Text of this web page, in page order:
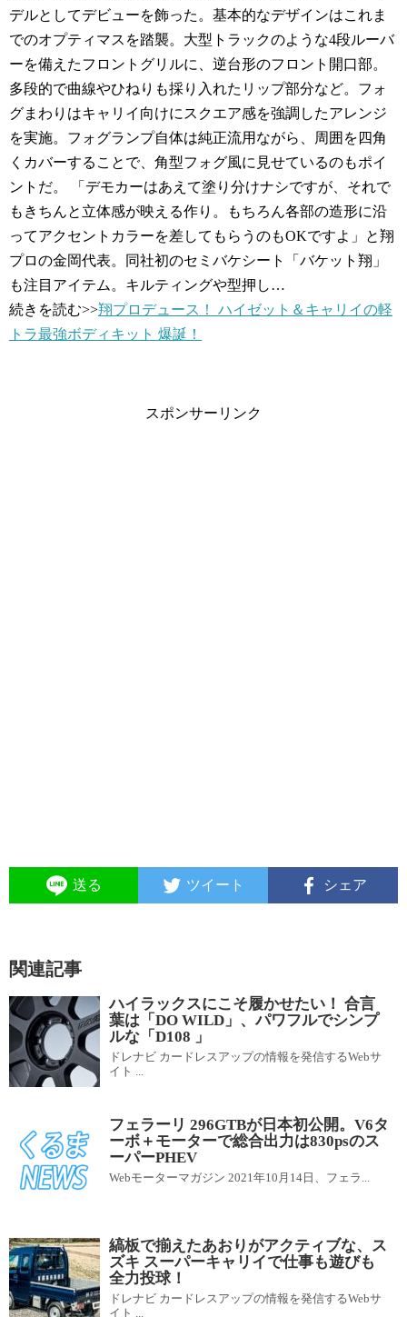
デルとしてデビューを飾った。基本的なデザインはこれま
でのオプティマスを踏襲。大型トラックのような4段ルーバ
ーを備えたフロントグリルに、逆台形のフロント開口部。
多段的で曲線やひねりも採り入れたリップ部分など。フォ
グまわりはキャリイ向けにスクエア感を強調したアレンジ
を実施。フォグランプ自体は純正流用ながら、周囲を四角
くカバーすることで、角型フォグ風に見せているのもポイ
ントだ。 「デモカーはあえて塗り分けナシですが、それで
もきちんと立体感が映える作り。もちろん各部の造形に沿
ってアクセントカラーを差してもらうのもOKですよ」と翔
プロの金岡代表。同社初のセミバケシート「バケット翔」
も注目アイテム。キルティングや型押し…
続きを読む>>翔プロデュース！ ハイゼット＆キャリイの軽
トラ最強ボディキット 爆誕！
スポンサーリンク
送る ツイート シェア
関連記事
ハイラックスにこそ履かせたい！ 合言
葉は「DO WILD」、パワフルでシンプ
ルな「D108 」
ドレナビ カードレスアップの情報を発信するWebサ
イト ...
フェラーリ 296GTBが日本初公開。V6タ
ーボ＋モーターで総合出力は830psのス
ーパーPHEV
Webモーターマガジン 2021年10月14日、フェラ...
縞板で揃えたあおりがアクティブな、ス
ズキ スーパーキャリイで仕事も遊びも
全力投球！
ドレナビ カードレスアップの情報を発信するWebサ
イト ...